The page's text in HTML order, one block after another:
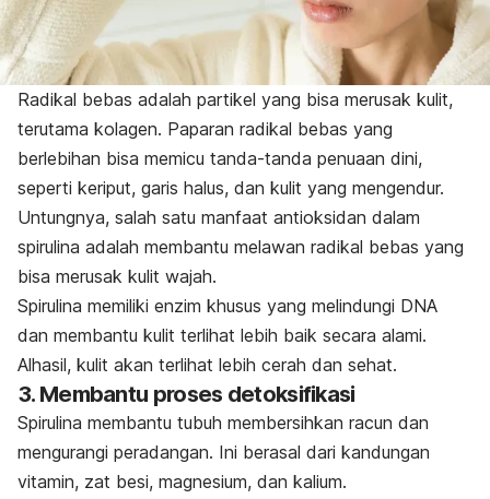
Radikal bebas adalah partikel yang bisa merusak kulit,
terutama kolagen. Paparan radikal bebas yang
berlebihan bisa memicu tanda-tanda penuaan dini,
seperti keriput, garis halus, dan kulit yang mengendur.
Untungnya, salah satu manfaat antioksidan dalam
spirulina adalah membantu melawan radikal bebas yang
bisa merusak kulit wajah.
Spirulina memiliki enzim khusus yang melindungi DNA
dan membantu kulit terlihat lebih baik secara alami.
Alhasil, kulit akan terlihat lebih cerah dan sehat.
3. Membantu proses detoksifikasi
Spirulina membantu tubuh membersihkan racun dan
mengurangi peradangan. Ini berasal dari kandungan
vitamin, zat besi, magnesium, dan kalium.